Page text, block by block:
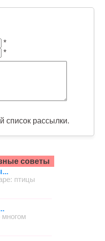
*
*
список рассылки.
советы
птицы